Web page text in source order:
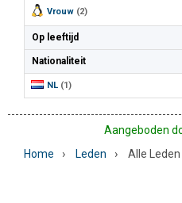
Vrouw (2)
Op leeftijd
Nationaliteit
NL (1)
Home › Leden › Alle Leden
Aangeboden